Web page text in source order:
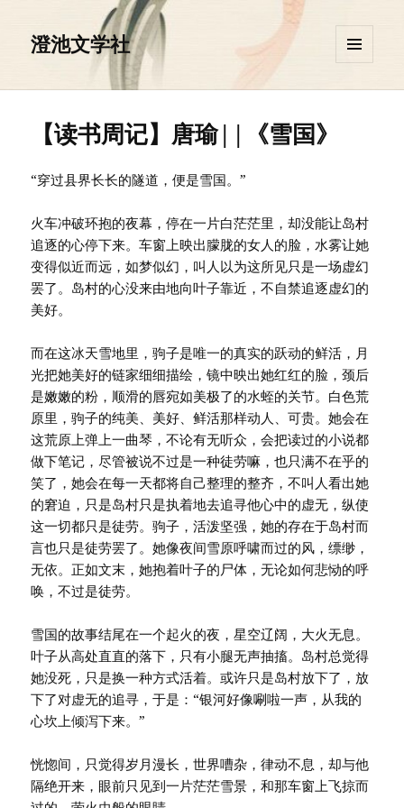
澄池文学社
挂件
【读书周记】唐瑜||《雪国》
“穿过县界长长的隧道，便是雪国。”
火车冲破环抱的夜幕，停在一片白茫茫里，却没能让岛村
追逐的心停下来。车窗上映出朦胧的女人的脸，水雾让她
变得似近而远，如梦似幻，叫人以为这所见只是一场虚幻
罢了。岛村的心没来由地向叶子靠近，不自禁追逐虚幻的
美好。
而在这冰天雪地里，驹子是唯一的真实的跃动的鲜活，月
光把她美好的链家细细描绘，镜中映出她红红的脸，颈后
是嫩嫩的粉，顺滑的唇宛如美极了的水蛭的关节。白色荒
原里，驹子的纯美、美好、鲜活那样动人、可贵。她会在
这荒原上弹上一曲琴，不论有无听众，会把读过的小说都
做下笔记，尽管被说不过是一种徒劳嘛，也只满不在乎的
笑了，她会在每一天都将自己整理的整齐，不叫人看出她
的窘迫，只是岛村只是执着地去追寻他心中的虚无，纵使
这一切都只是徒劳。驹子，活泼坚强，她的存在于岛村而
言也只是徒劳罢了。她像夜间雪原呼啸而过的风，缥缈，
无依。正如文末，她抱着叶子的尸体，无论如何悲恸的呼
唤，不过是徒劳。
雪国的故事结尾在一个起火的夜，星空辽阔，大火无息。
叶子从高处直直的落下，只有小腿无声抽搐。岛村总觉得
她没死，只是换一种方式活着。或许只是岛村放下了，放
下了对虚无的追寻，于是：“银河好像唰啦一声，从我的
心坎上倾泻下来。”
恍惚间，只觉得岁月漫长，世界嘈杂，律动不息，却与他
隔绝开来，眼前只见到一片茫茫雪景，和那车窗上飞掠而